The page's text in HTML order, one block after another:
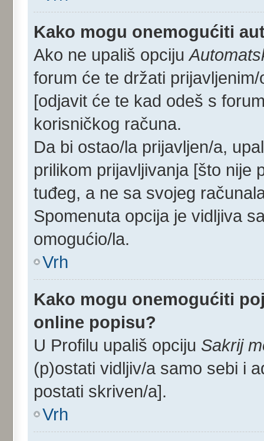
Kako mogu onemogućiti
Ako ne upališ opciju
forum će te držati
[odjavit će te kad odeš s
korisničkog računa.
Da bi ostao/la prijavljen/a,
prilikom prijavljivanja [što nije
tuđeg, a ne sa svojeg
Spomenuta opcija je vidljiva
omogućio/la.
Vrh
Kako mogu onemogućiti
online popisu?
U Profilu upališ opciju Sakrij
(p)ostati vidljiv/a samo sebi i
postati skriven/a].
Vrh